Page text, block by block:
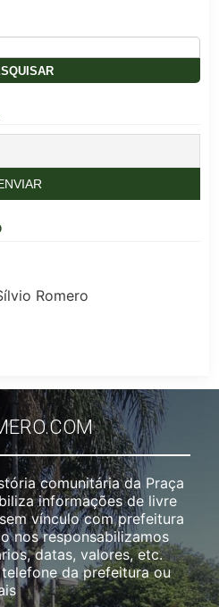
Romero
comunitária da Praça
informações de livre
vínculo com prefeitura
nos responsabilizamos
datas, valores, etc.
da prefeitura ou